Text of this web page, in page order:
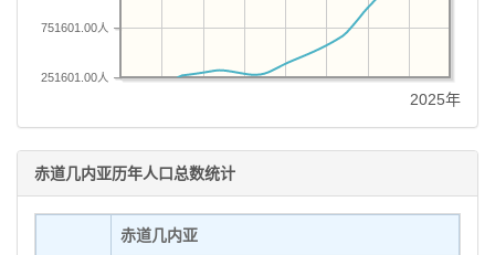
251601.00人
751601.00人
2025年
赤道几内亚历年人口总数统计
赤道几内亚